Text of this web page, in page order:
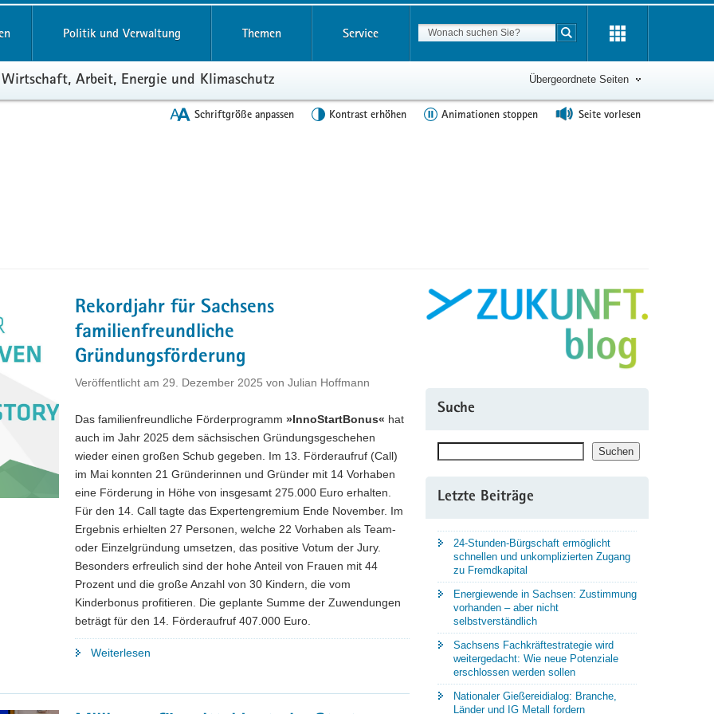
Politik und Verwaltung Themen Service Suchbegriff
Suche starten
Arbeit, Energie und Klimaschutz Übergeordnete Seiten
Schriftgröße anpassen Kontrast erhöhen Animationen stoppen Seite vorlesen
Rekordjahr für Sachsens
familienfreundliche
Gründungsförderung
Veröffentlicht am 29. Dezember 2025 von Julian Hoffmann
Das familienfreundliche Förderprogramm »InnoStartBonus« hat
auch im Jahr 2025 dem sächsischen Gründungsgeschehen
wieder einen großen Schub gegeben. Im 13. Förderaufruf (Call)
im Mai konnten 21 Gründerinnen und Gründer mit 14 Vorhaben
eine Förderung in Höhe von insgesamt 275.000 Euro erhalten.
Für den 14. Call tagte das Expertengremium Ende November. Im
Ergebnis erhielten 27 Personen, welche 22 Vorhaben als Team-
oder Einzelgründung umsetzen, das positive Votum der Jury.
Besonders erfreulich sind der hohe Anteil von Frauen mit 44
Prozent und die große Anzahl von 30 Kindern, die vom
Kinderbonus profitieren. Die geplante Summe der Zuwendungen
beträgt für den 14. Förderaufruf 407.000 Euro.
Weiterlesen
Suche
Suchen Suchen
Letzte Beiträge
24-Stunden-Bürgschaft ermöglicht
schnellen und unkomplizierten Zugang
zu Fremdkapital
Energiewende in Sachsen: Zustimmung
vorhanden – aber nicht
selbstverständlich
Sachsens Fachkräftestrategie wird
weitergedacht: Wie neue Potenziale
erschlossen werden sollen
Nationaler Gießereidialog: Branche,
Länder und IG Metall fordern